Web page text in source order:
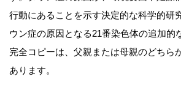
行動にあることを示す決定的な科学的研
ウン症の原因となる21番染色体の追加的
完全コピーは、父親または母親のどちら
あります。